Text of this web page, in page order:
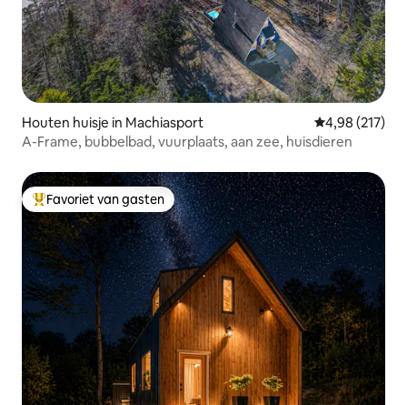
Houten huisje in Machiasport Gemiddelde
4,98 (217)
A-Frame, bubbelbad, vuurplaats, aan zee, huisdieren
Topfavoriet van gasten
Favoriet van gasten